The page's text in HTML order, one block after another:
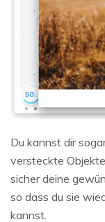
Du kannst dir
versteckte
sicher deine
so dass du sie
kannst.